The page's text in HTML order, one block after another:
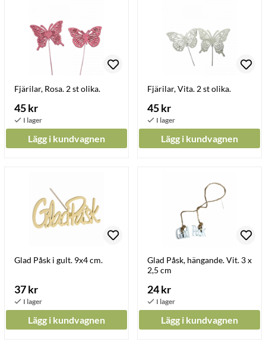
Fjärilar, Rosa. 2 st olika.
45 kr
Lägg i kundvagnen
Fjärilar, Vita. 2 st olika.
45 kr
Lägg i kundvagnen
Glad Påsk i gult. 9x4 cm.
37 kr
Lägg i kundvagnen
Glad Påsk, hängande. Vit. 3 x
2,5 cm
24 kr
Lägg i kundvagnen